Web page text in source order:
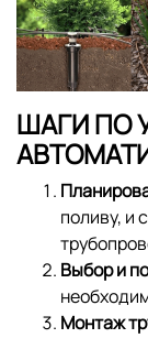
ШАГИ ПО
поливу, и
Выбор и
Монтаж